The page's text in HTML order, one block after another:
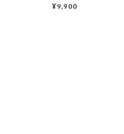
¥9,900